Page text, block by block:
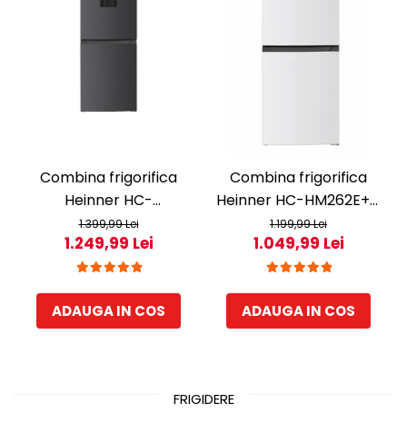
Combina frigorifica
Heinner HC-
HM260DGWDE++, 262 l,
Clasa E, Dozator de apa,
Control electronic cu
termostat ajustabil,
Lumina LED, Usa
1.399,99 Lei
1.249,99 Lei
ADAUGA IN COS
Combina frigorifica
Heinner HC-HM262E++,
262 l, Control electronic,
Iluminare LED, Usi
reversibile, Clasa E, H
180 cm, Alb
1.199,99 Lei
1.049,99 Lei
ADAUGA IN COS
FRIGIDERE